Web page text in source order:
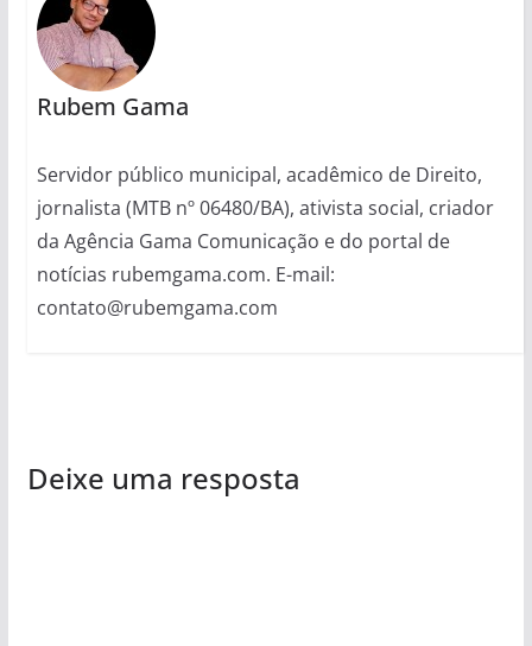
Rubem Gama
Servidor público municipal, acadêmico de Direito,
jornalista (MTB nº 06480/BA), ativista social, criador
da Agência Gama Comunicação e do portal de
notícias rubemgama.com. E-mail:
contato@rubemgama.com
Deixe uma resposta